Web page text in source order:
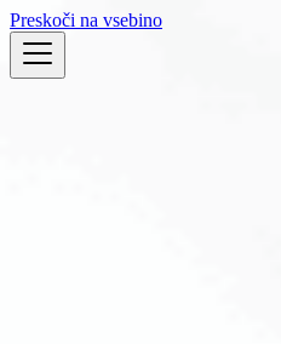
Preskoči na vsebino